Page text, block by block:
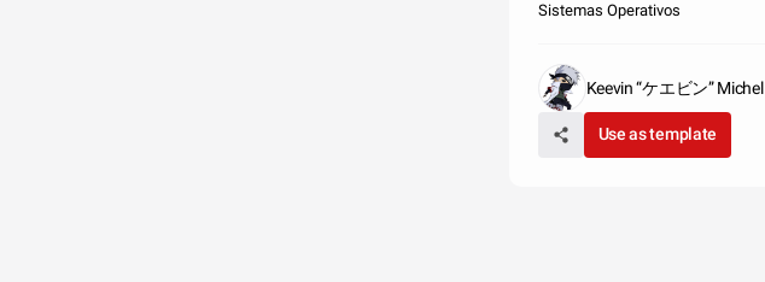
Sistemas Operativos
Keevin “ケエビン” Michel
Use as template